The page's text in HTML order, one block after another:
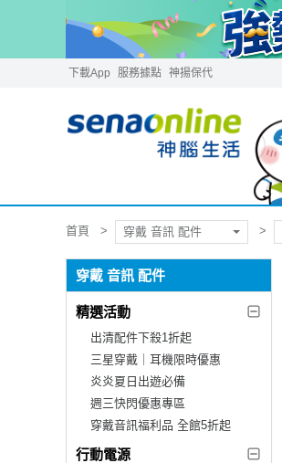
下載App 服務據點 神揚保代
首頁 穿戴 音訊 配件
穿戴 音訊 配件
精選活動
出清配件下殺1折起
三星穿戴｜耳機限時優惠
炎炎夏日出遊必備
週三快閃優惠專區
穿戴音訊福利品 全館5折起
行動電源